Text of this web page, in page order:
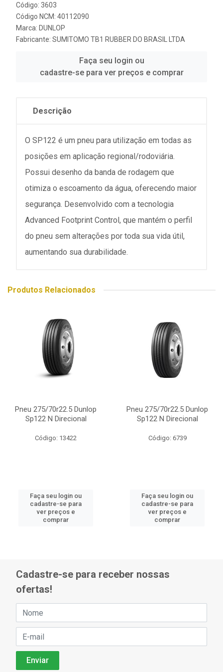
Código: 3603
Código NCM: 40112090
Marca: DUNLOP
Fabricante: SUMITOMO TB1 RUBBER DO BRASIL LTDA
Faça seu login ou
cadastre-se para ver preços e comprar
Descrição
O SP122 é um pneu para utilização em todas as
posições em aplicação regional/rodoviária.
Possui desenho da banda de rodagem que
otimiza o escoamento da água, oferecendo maior
segurança. Desenvolvido com a tecnologia
Advanced Footprint Control, que mantém o perfil
do pneu sem alterações por toda sua vida útil,
aumentando sua durabilidade.
Produtos Relacionados
Pneu 275/70r22.5 Dunlop
Sp122 N Direcional
Código: 13422
Faça seu login ou
cadastre-se para
ver preços e
comprar
Pneu 275/70r22.5 Dunlop
Sp122 N Direcional
Código: 6739
Faça seu login ou
cadastre-se para
ver preços e
comprar
Cadastre-se para receber nossas
ofertas!